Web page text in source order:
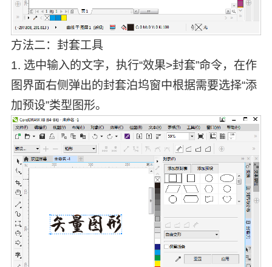
方法二：封套工具
1. 选中输入的文字，执行“效果>封套”命令，在作
图界面右侧弹出的封套泊坞窗中根据需要选择“添
加预设”类型图形。